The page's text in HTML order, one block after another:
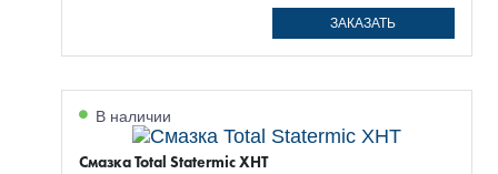
ЗАКАЗАТЬ
В наличии
Смазка Total Statermic XHT